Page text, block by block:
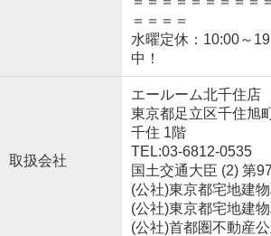
＝＝＝＝
水曜定休：10:00～
中！
取扱会社
エールーム北千住店
東京都足立区千住旭
千住 1階
TEL:03-6812-0535
国土交通大臣 (2) 第
(公社)東京都宅地建
(公社)東京都宅地建
(公社)首都圏不動産